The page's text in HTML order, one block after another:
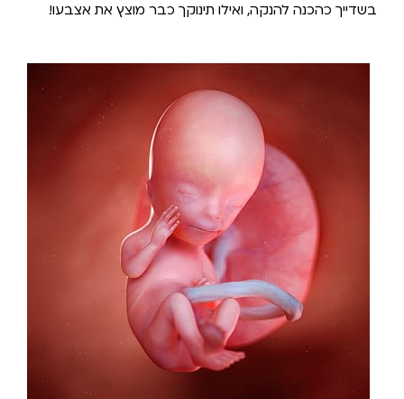
בשדייך כהכנה להנקה, ואילו תינוקך כבר מוצץ את אצבעו!